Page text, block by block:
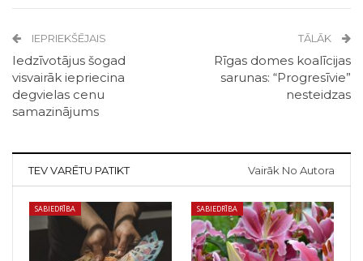
IEPRIEKŠĒJAIS
Iedzīvotājus šogad
visvairāk iepriecina
degvielas cenu
samazinājums
TĀLĀK
Rīgas domes koalīcijas
sarunas: “Progresīvie”
nesteidzas
TEV VARĒTU PATIKT Vairāk No Autora
SABIEDRĪBA SABIEDRĪBA